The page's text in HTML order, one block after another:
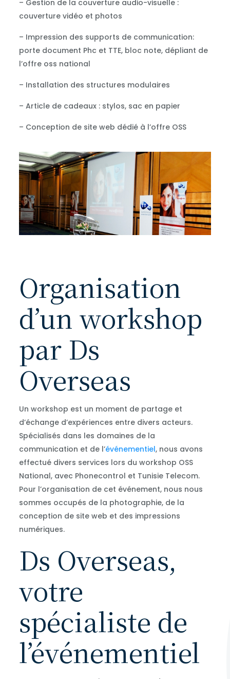
– Gestion de la couverture audio-visuelle :
couverture vidéo et photos
– Impression des supports de communication:
porte document Phc et TTE, bloc note, dépliant de
l’offre oss national
– Installation des structures modulaires
– Article de cadeaux : stylos, sac en papier
– Conception de site web dédié à l’offre OSS
Organisation
d’un workshop
par Ds
Overseas
Un workshop est un moment de partage et
d’échange d’expériences entre divers acteurs.
Spécialisés dans les domaines de la
communication et de l’événementiel, nous avons
effectué divers services lors du workshop OSS
National, avec Phonecontrol et Tunisie Telecom.
Pour l’organisation de cet événement, nous nous
sommes occupés de la photographie, de la
conception de site web et des impressions
numériques.
Ds Overseas,
votre
spécialiste de
l’événementiel